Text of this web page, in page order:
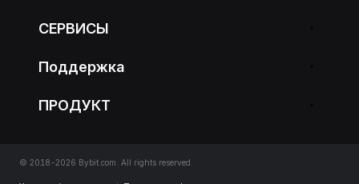
СЕРВИСЫ
Поддержка
ПРОДУКТ
© 2018-2026 Bybit.com. All rights reserved.